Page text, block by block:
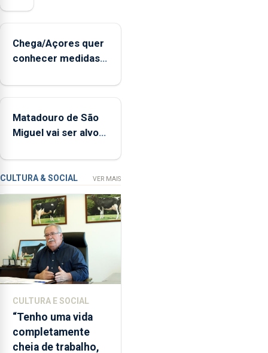
instrumentos
uma
harpa,
permitindo
reforçar
condições
de
ensino
instituição
Chega/Açores quer
conhecer medidas
dívida pública
Matadouro de São
Miguel vai ser alvo
CULTURA & SOCIAL VER MAIS
CULTURA E SOCIAL
“Tenho uma vida
completamente
cheia de trabalho,